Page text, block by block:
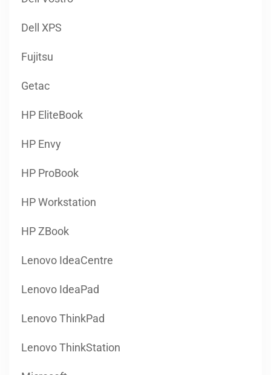
Dell XPS
Fujitsu
Getac
HP EliteBook
HP Envy
HP ProBook
HP Workstation
HP ZBook
Lenovo IdeaCentre
Lenovo IdeaPad
Lenovo ThinkPad
Lenovo ThinkStation